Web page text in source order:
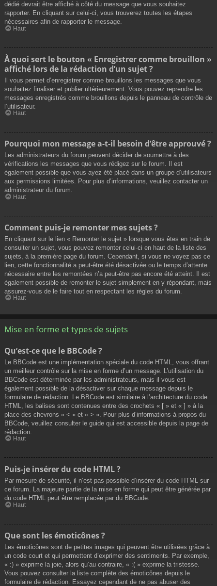
dédié devrait être affiché à côté du message que vous souhaitez
rapporter. En cliquant sur celui-ci, vous trouverez toutes les étapes
nécessaires afin de rapporter le message.
Haut
À quoi sert le bouton « Enregistrer comme brouillon »
affiché lors de la rédaction d’un sujet ?
Il vous permet d’enregistrer comme brouillons les messages que vous
souhaitez finaliser et publier ultérieurement. Vous pouvez reprendre les
messages enregistrés comme brouillons depuis le panneau de contrôle de
l’utilisateur.
Haut
Pourquoi mon message a-t-il besoin d’être approuvé ?
Les administrateurs du forum peuvent décider de soumettre à des
vérifications les messages que vous rédigez sur le forum. Il est
également possible que vous ayez été placé dans un groupe d’utilisateurs
aux permissions limitées. Pour plus d’informations, veuillez contacter un
administrateur du forum.
Haut
Comment puis-je remonter mes sujets ?
En cliquant sur le lien « Remonter le sujet » lorsque vous êtes en train de
consulter un sujet, vous pouvez remonter celui-ci en haut de la liste des
sujets, à la première page du forum. Cependant, si vous ne voyez pas ce
lien, cette fonctionnalité a peut-être été désactivée ou le temps d’attente
nécessaire entre les remontées n’a peut-être pas encore été atteint. Il est
également possible de remonter le sujet simplement en y répondant, mais
assurez-vous de le faire tout en respectant les règles du forum.
Haut
Mise en forme et types de sujets
Qu’est-ce que le BBCode ?
Le BBCode est une implémentation spéciale du code HTML, vous offrant
un meilleur contrôle sur la mise en forme d’un message. L’utilisation du
BBCode est déterminée par les administrateurs, mais il vous est
également possible de la désactiver sur chaque message depuis le
formulaire de rédaction. Le BBCode est similaire à l’architecture du code
HTML, les balises sont contenues entre des crochets « [ » et « ] » à la
place des chevrons « < » et « > ». Pour plus d’informations à propos du
BBCode, veuillez consulter le guide qui est accessible depuis la page de
rédaction.
Haut
Puis-je insérer du code HTML ?
Par mesure de sécurité, il n’est pas possible d’insérer du code HTML sur
ce forum. La majeure partie de la mise en forme qui peut être générée par
du code HTML peut être remplacée par du BBCode.
Haut
Que sont les émoticônes ?
Les émoticônes sont de petites images qui peuvent être utilisées grâce à
un code court et qui permettent d’exprimer des sentiments. Par exemple,
« :) » exprime la joie, alors qu’au contraire, « :( » exprime la tristesse.
Vous pouvez consulter la liste complète des émoticônes depuis le
formulaire de rédaction. Essayez cependant de ne pas abuser des